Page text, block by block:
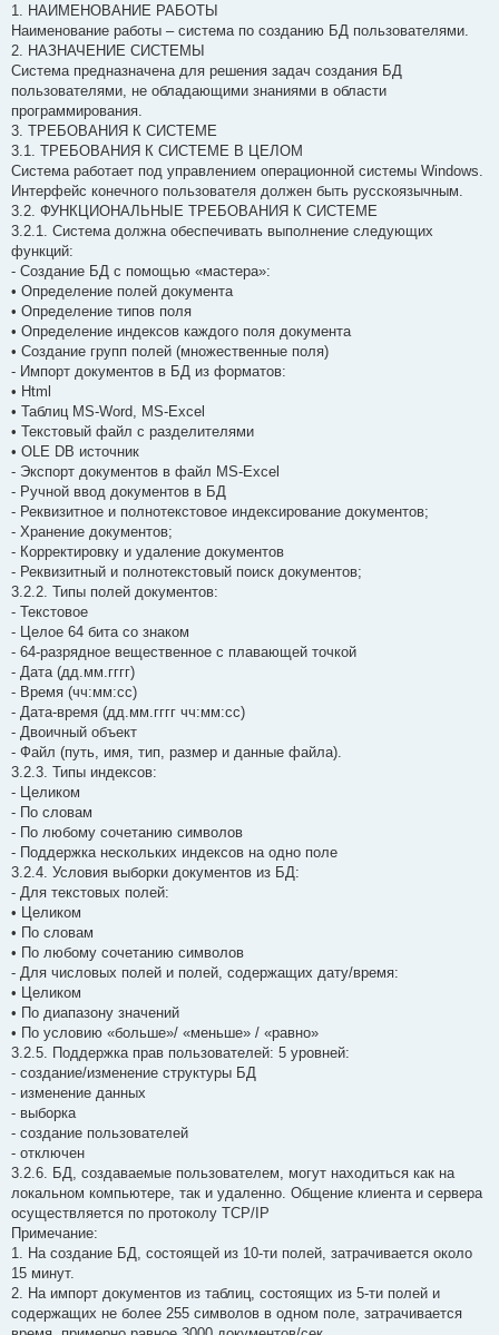
1. НАИМЕНОВАНИЕ РАБОТЫ
Наименование работы – система по созданию БД пользователями.
2. НАЗНАЧЕНИЕ СИСТЕМЫ
Система предназначена для решения задач создания БД
пользователями, не обладающими знаниями в области
программирования.
3. ТРЕБОВАНИЯ К СИСТЕМЕ
3.1. ТРЕБОВАНИЯ К СИСТЕМЕ В ЦЕЛОМ
Система работает под управлением операционной системы Windows.
Интерфейс конечного пользователя должен быть русскоязычным.
3.2. ФУНКЦИОНАЛЬНЫЕ ТРЕБОВАНИЯ К СИСТЕМЕ
3.2.1. Система должна обеспечивать выполнение следующих
функций:
- Создание БД с помощью «мастера»:
• Определение полей документа
• Определение типов поля
• Определение индексов каждого поля документа
• Создание групп полей (множественные поля)
- Импорт документов в БД из форматов:
• Html
• Таблиц MS-Word, MS-Excel
• Текстовый файл с разделителями
• OLE DB источник
- Экспорт документов в файл MS-Excel
- Ручной ввод документов в БД
- Реквизитное и полнотекстовое индексирование документов;
- Хранение документов;
- Корректировку и удаление документов
- Реквизитный и полнотекстовый поиск документов;
3.2.2. Типы полей документов:
- Текстовое
- Целое 64 бита со знаком
- 64-разрядное вещественное с плавающей точкой
- Дата (дд.мм.гггг)
- Время (чч:мм:сс)
- Дата-время (дд.мм.гггг чч:мм:сс)
- Двоичный объект
- Файл (путь, имя, тип, размер и данные файла).
3.2.3. Типы индексов:
- Целиком
- По словам
- По любому сочетанию символов
- Поддержка нескольких индексов на одно поле
3.2.4. Условия выборки документов из БД:
- Для текстовых полей:
• Целиком
• По словам
• По любому сочетанию символов
- Для числовых полей и полей, содержащих дату/время:
• Целиком
• По диапазону значений
• По условию «больше»/ «меньше» / «равно»
3.2.5. Поддержка прав пользователей: 5 уровней:
- создание/изменение структуры БД
- изменение данных
- выборка
- создание пользователей
- отключен
3.2.6. БД, создаваемые пользователем, могут находиться как на
локальном компьютере, так и удаленно. Общение клиента и сервера
осуществляется по протоколу TCP/IP
Примечание:
1. На создание БД, состоящей из 10-ти полей, затрачивается около
15 минут.
2. На импорт документов из таблиц, состоящих из 5-ти полей и
содержащих не более 255 символов в одном поле, затрачивается